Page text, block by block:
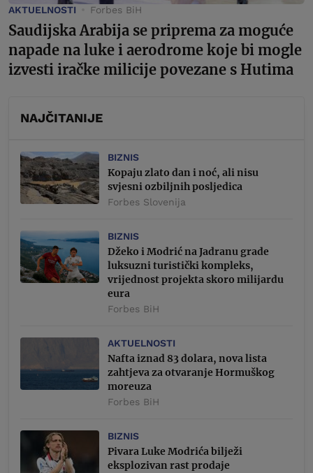
AKTUELNOSTI Forbes BiH
Saudijska Arabija se priprema za moguće
napade na luke i aerodrome koje bi mogle
izvesti iračke milicije povezane s Hutima
NAJČITANIJE
BIZNIS
Kopaju zlato dan i noć, ali nisu
svjesni ozbiljnih posljedica
Forbes Slovenija
BIZNIS
Džeko i Modrić na Jadranu grade
luksuzni turistički kompleks,
vrijednost projekta skoro milijardu
eura
Forbes BiH
AKTUELNOSTI
Nafta iznad 83 dolara, nova lista
zahtjeva za otvaranje Hormuškog
moreuza
Forbes BiH
BIZNIS
Pivara Luke Modrića bilježi
eksplozivan rast prodaje